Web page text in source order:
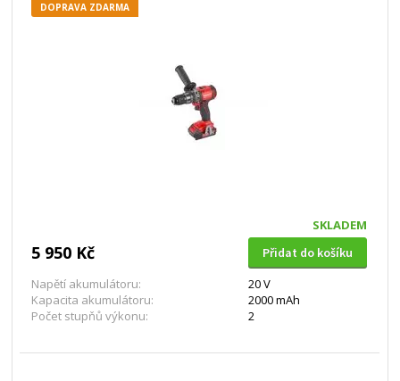
DOPRAVA ZDARMA
SKLADEM
5 950 Kč
Přidat do košíku
Napětí akumulátoru:
20 V
Kapacita akumulátoru:
2000 mAh
Počet stupňů výkonu:
2